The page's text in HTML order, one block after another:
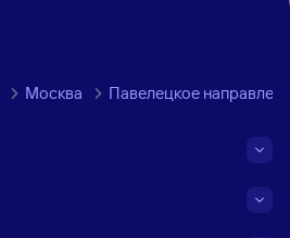
Москва Павелецкое